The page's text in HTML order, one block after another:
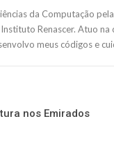
da Computação
Renascer. Atuo
meus códigos e
nos Emirados